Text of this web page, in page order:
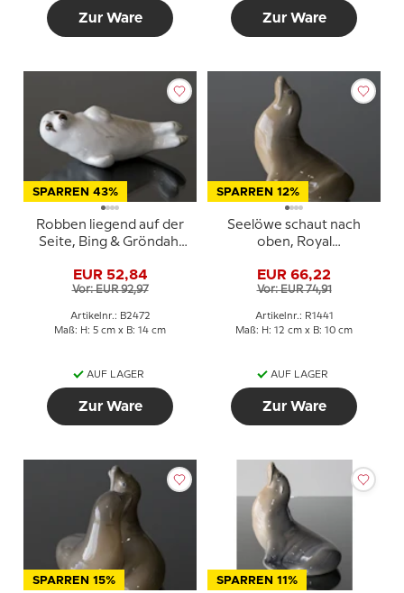
Zur Ware Zur Ware
SPARREN 43%
Robben liegend auf der
Seite, Bing & Gröndahl
EUR 52,84
Vor: EUR 92,97
Artikelnr.: B2472
Maß: H: 5 cm x B: 14 cm
AUF LAGER
Zur Ware
SPARREN 12%
Seelöwe schaut nach
oben, Royal
1441
EUR 66,22
Vor: EUR 74,91
Artikelnr.: R1441
Maß: H: 12 cm x B: 10 cm
AUF LAGER
Zur Ware
SPARREN 15% SPARREN 11%